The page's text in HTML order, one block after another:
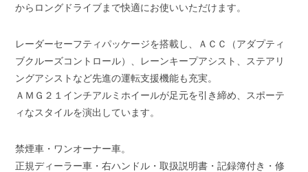
からロングドライブまで快適にお使いいただけます。
レーダーセーフティパッケージを搭載し、ＡＣＣ（アダプティ
ブクルーズコントロール）、レーンキープアシスト、ステアリ
ングアシストなど先進の運転支援機能も充実。
ＡＭＧ２１インチアルミホイールが足元を引き締め、スポーテ
ィなスタイルを演出しています。
禁煙車・ワンオーナー車。
正規ディーラー車・右ハンドル・取扱説明書・記録簿付き・修